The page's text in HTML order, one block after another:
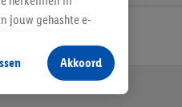
jouw gehashte e-
producten waarin je
te plaatsen
Akkoord